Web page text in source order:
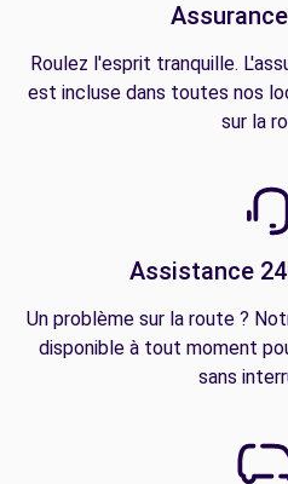
Roulez l'esprit tranquille.
est incluse dans toutes nos
sur la
Assistance
Un problème sur la route ?
disponible à tout moment
sans